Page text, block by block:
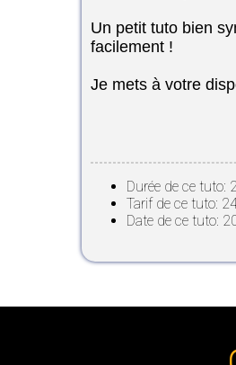
Un petit tuto bien
facilement !
Je mets à votre
Durée de ce tuto:
Tarif de ce tuto:
Date de ce tuto: